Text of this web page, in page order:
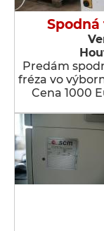
Predám
fréza vo
Cena 1000